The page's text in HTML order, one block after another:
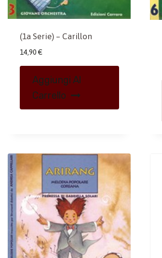
(1a Serie) – Carillon
14,90 €
Aggiungi Al
Carrello